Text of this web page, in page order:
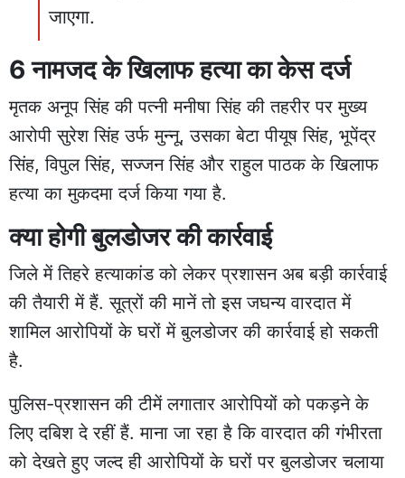
जाएगा.
6 नामजद के खिलाफ हत्या का केस दर्ज
मृतक अनूप सिंह की पत्नी मनीषा सिंह की तहरीर पर मुख्य
आरोपी सुरेश सिंह उर्फ मुन्नू, उसका बेटा पीयूष सिंह, भूपेंद्र
सिंह, विपुल सिंह, सज्जन सिंह और राहुल पाठक के खिलाफ
हत्या का मुकदमा दर्ज किया गया है.
क्या होगी बुलडोजर की कार्रवाई
जिले में तिहरे हत्याकांड को लेकर प्रशासन अब बड़ी कार्रवाई
की तैयारी में हैं. सूत्रों की मानें तो इस जघन्य वारदात में
शामिल आरोपियों के घरों में बुलडोजर की कार्रवाई हो सकती
है.
पुलिस-प्रशासन की टीमें लगातार आरोपियों को पकड़ने के
लिए दबिश दे रहीं हैं. माना जा रहा है कि वारदात की गंभीरता
को देखते हुए जल्द ही आरोपियों के घरों पर बुलडोजर चलाया